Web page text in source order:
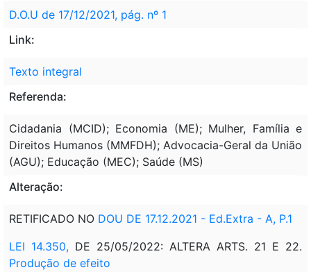
D.O.U de 17/12/2021, pág. nº 1
Link:
Texto integral
Referenda:
Cidadania (MCID); Economia (ME); Mulher, Família e
Direitos Humanos (MMFDH); Advocacia-Geral da União
(AGU); Educação (MEC); Saúde (MS)
Alteração:
RETIFICADO NO DOU DE 17.12.2021 - Ed.Extra - A, P.1
LEI 14.350, DE 25/05/2022: ALTERA ARTS. 21 E 22.
Produção de efeito